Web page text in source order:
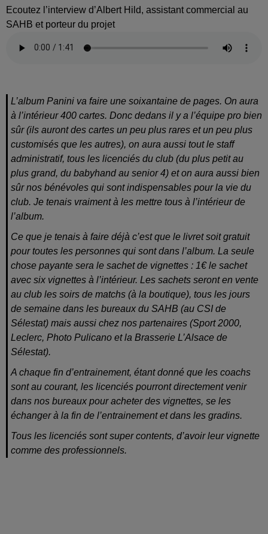
Ecoutez l’interview d’Albert Hild, assistant commercial au
SAHB et porteur du projet
L’album Panini va faire une soixantaine de pages. On aura
à l’intérieur 400 cartes. Donc dedans il y a l’équipe pro bien
sûr (ils auront des cartes un peu plus rares et un peu plus
customisés que les autres), on aura aussi tout le staff
administratif, tous les licenciés du club (du plus petit au
plus grand, du babyhand au senior 4) et on aura aussi bien
sûr nos bénévoles qui sont indispensables pour la vie du
club. Je tenais vraiment à les mettre tous à l’intérieur de
l’album.
Ce que je tenais à faire déjà c’est que le livret soit gratuit
pour toutes les personnes qui sont dans l’album. La seule
chose payante sera le sachet de vignettes : 1€ le sachet
avec six vignettes à l’intérieur. Les sachets seront en vente
au club les soirs de matchs (à la boutique), tous les jours
de semaine dans les bureaux du SAHB (au CSI de
Sélestat) mais aussi chez nos partenaires (Sport 2000,
Leclerc, Photo Pulicano et la Brasserie L’Alsace de
Sélestat).
A chaque fin d’entrainement, étant donné que les coachs
sont au courant, les licenciés pourront directement venir
dans nos bureaux pour acheter des vignettes, se les
échanger à la fin de l’entrainement et dans les gradins.
Tous les licenciés sont super contents, d’avoir leur vignette
comme des professionnels.